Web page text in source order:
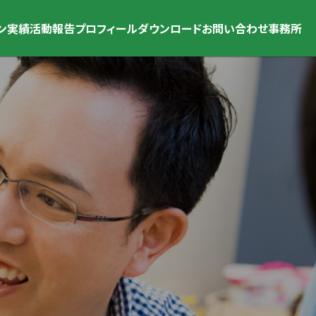
実績活動報告プロフィールダウンロードお問い合わせ事務所